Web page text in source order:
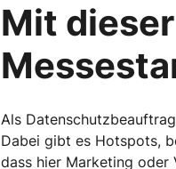
Mit
Als
Dabei gibt es Hotspots,
dass hier Marketing